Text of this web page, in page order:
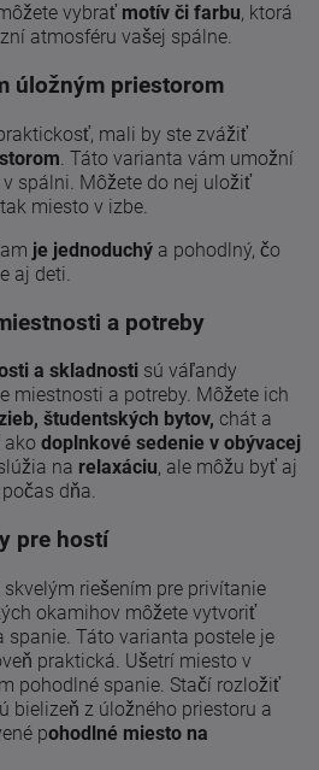
vybrať motív či farbu, ktorá
atmosféru vašej spálne.
úložným priestorom
mali by ste zvážiť
. Táto varianta vám umožní
spálni. Môžete do nej uložiť
miesto v izbe.
je jednoduchý a pohodlný, čo
aj deti.
a potreby
a skladnosti sú váľandy
miestnosti a potreby. Môžete ich
študentských bytov, chát a
ako doplnkové sedenie v obývacej
na relaxáciu, ale môžu byť aj
dňa.
pre hostí
riešením pre privítanie
okamihov môžete vytvoriť
Táto varianta postele je
praktická. Ušetrí miesto v
pohodlné spanie. Stačí rozložiť
bielizeň z úložného priestoru a
pohodlné miesto na